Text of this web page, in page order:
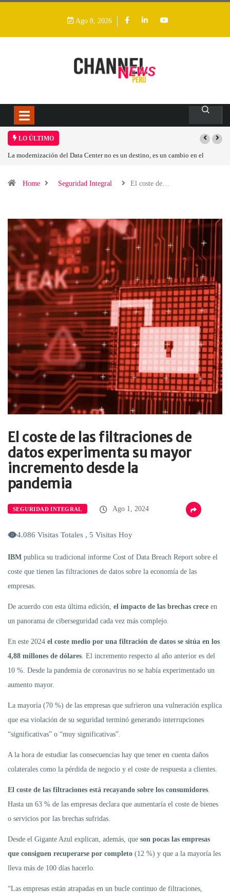
Ago 8, 2026
LO ÚLTIMO
el Los ingresos por semiconductores aumentarán más de un 94 % en 2026
Home Seguridad Integral El coste de…
El coste de las filtraciones de
datos experimenta su mayor
incremento desde la
pandemia
SEGURIDAD INTEGRAL Ago 1, 2024
4.086 Visitas Totales , 5 Visitas Hoy
IBM publica su tradicional informe Cost of Data Breach Report sobre el
coste que tienen las filtraciones de datos sobre la economía de las
empresas.
De acuerdo con esta última edición, el impacto de las brechas crece en
un panorama de ciberseguridad cada vez más complejo.
En este 2024 el coste medio por una filtración de datos se sitúa en los
4,88 millones de dólares . El incremento respecto al año anterior es del
10 %. Desde la pandemia de coronavirus no se había experimentado un
aumento mayor.
La mayoría (70 %) de las empresas que sufrieron una vulneración explica
que esa violación de su seguridad terminó generando interrupciones
“significativas” o “muy significativas”.
A la hora de estudiar las consecuencias hay que tener en cuenta daños
colaterales como la pérdida de negocio y el coste de respuesta a clientes.
El coste de las filtraciones está recayando sobre los consumidores
Hasta un 63 % de las empresas declara que aumentaría el coste de bienes
o servicios por las brechas sufridas.
Desde el Gigante Azul explican, además, que son pocas las empresas
que consiguen recuperarse por completo (12 %) y que a la mayoría les
lleva más de 100 días hacerlo.
“Las empresas están atrapadas en un bucle continuo de filtraciones,